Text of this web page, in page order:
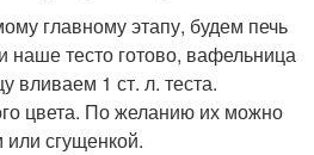
главному этапу, будем печь
тесто готово, вафельница
вливаем 1 ст. л. теста.
цвета. По желанию их можно
сгущенкой.